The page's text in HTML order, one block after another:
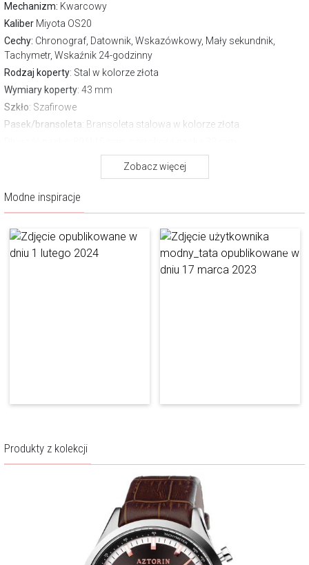
Mechanizm: Kwarcowy
Kaliber Miyota OS20
Cechy: Chronograf, Datownik, Wskazówkowy, Mały sekundnik,
Tachymetr, Wskaźnik 24-godzinny
Rodzaj koperty: Stal w kolorze złota
Wymiary koperty: 43 mm
Szkło: Szafirowe
Pasek/bransoleta: Bransoleta stalowa w kolorze złota
100 m
Gwarancja producenta:
Pobierz instrukcję
O marce Aztorin
Aztorin to marka, która swoją filozofią i wzornictwem doskonale
Zobacz więcej
Modne inspiracje
Produkty z kolekcji